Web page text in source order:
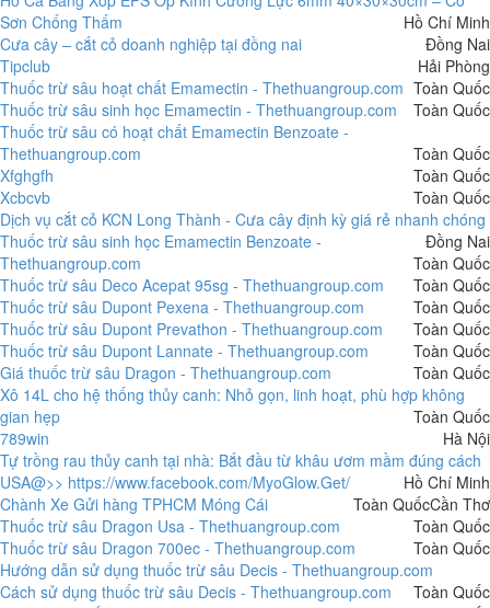
Sơn Chống Thấm
Hồ Chí Minh
Cưa cây – cắt cỏ doanh nghiệp tại đồng nai
Đồng Nai
Tipclub
Hải Phòng
Thuốc trừ sâu hoạt chất Emamectin - Thethuangroup.com Toàn Quốc
Thuốc trừ sâu sinh học Emamectin - Thethuangroup.com
Toàn Quốc
Thuốc trừ sâu có hoạt chất Emamectin Benzoate -
Thethuangroup.com
Toàn Quốc
Xfghgfh
Toàn Quốc
Xcbcvb
Toàn Quốc
Dịch vụ cắt cỏ KCN Long Thành - Cưa cây định kỳ giá rẻ nhanh chóng
Đồng Nai
Thuốc trừ sâu sinh học Emamectin Benzoate -
Thethuangroup.com
Toàn Quốc
Thuốc trừ sâu Deco Acepat 95sg - Thethuangroup.com
Toàn Quốc
Thuốc trừ sâu Dupont Pexena - Thethuangroup.com
Toàn Quốc
Thuốc trừ sâu Dupont Prevathon - Thethuangroup.com
Toàn Quốc
Thuốc trừ sâu Dupont Lannate - Thethuangroup.com
Toàn Quốc
Giá thuốc trừ sâu Dragon - Thethuangroup.com
Toàn Quốc
Xô 14L cho hệ thống thủy canh: Nhỏ gọn, linh hoạt, phù hợp không
gian hẹp
Toàn Quốc
789win
Hà Nội
Tự trồng rau thủy canh tại nhà: Bắt đầu từ khâu ươm mầm đúng cách
Hồ Chí Minh
USA@>> https://www.facebook.com/MyoGlow.Get/
Cần Thơ
Chành Xe Gửi hàng TPHCM Móng Cái
Toàn Quốc
Thuốc trừ sâu Dragon Usa - Thethuangroup.com
Toàn Quốc
Thuốc trừ sâu Dragon 700ec - Thethuangroup.com
Toàn Quốc
Hướng dẫn sử dụng thuốc trừ sâu Decis - Thethuangroup.com
Toàn Quốc
Cách sử dụng thuốc trừ sâu Decis - Thethuangroup.com